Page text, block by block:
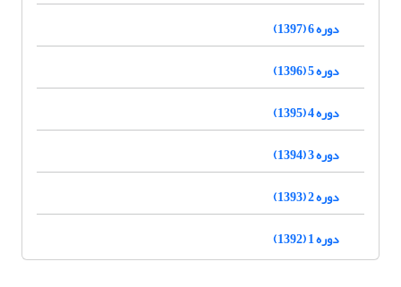
دوره 6 (1397)
دوره 5 (1396)
دوره 4 (1395)
دوره 3 (1394)
دوره 2 (1393)
دوره 1 (1392)